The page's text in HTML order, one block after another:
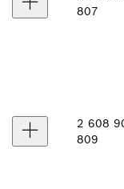
807
2 608
809